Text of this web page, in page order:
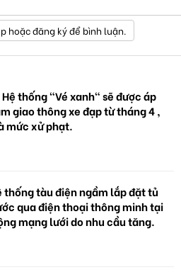
hoặc đăng ký để bình luận.
thống "Vé xanh" sẽ được áp
giao thông xe đạp từ tháng 4 ,
mức xử phạt.
thống tàu điện ngầm lắp đặt tủ
qua điện thoại thông minh tại
mạng lưới do nhu cầu tăng.